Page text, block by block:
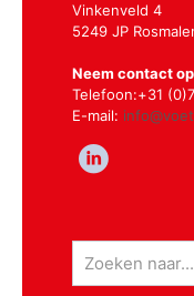
Vinkenveld 4
5249 JP
Neem contact op
Telefoon:+31
E-mail: